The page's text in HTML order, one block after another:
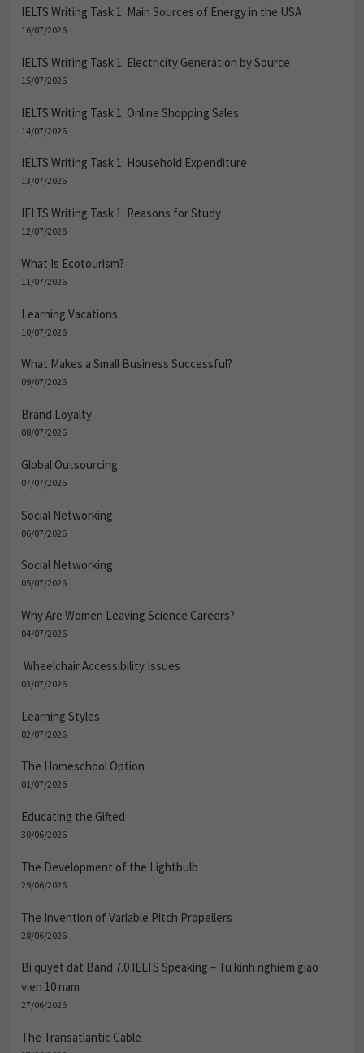
IELTS Writing Task 1: Main Sources of Energy in the USA
16/07/2026
IELTS Writing Task 1: Electricity Generation by Source
15/07/2026
IELTS Writing Task 1: Online Shopping Sales
14/07/2026
IELTS Writing Task 1: Household Expenditure
13/07/2026
IELTS Writing Task 1: Reasons for Study
12/07/2026
What Is Ecotourism?
11/07/2026
Learning Vacations
10/07/2026
What Makes a Small Business Successful?
09/07/2026
Brand Loyalty
08/07/2026
Global Outsourcing
07/07/2026
Social Networking
06/07/2026
Social Networking
05/07/2026
Why Are Women Leaving Science Careers?
04/07/2026
Wheelchair Accessibility Issues
03/07/2026
Learning Styles
02/07/2026
The Homeschool Option
01/07/2026
Educating the Gifted
30/06/2026
The Development of the Lightbulb
29/06/2026
The Invention of Variable Pitch Propellers
28/06/2026
Bi quyet dat Band 7.0 IELTS Speaking – Tu kinh nghiem giao
vien 10 nam
27/06/2026
The Transatlantic Cable